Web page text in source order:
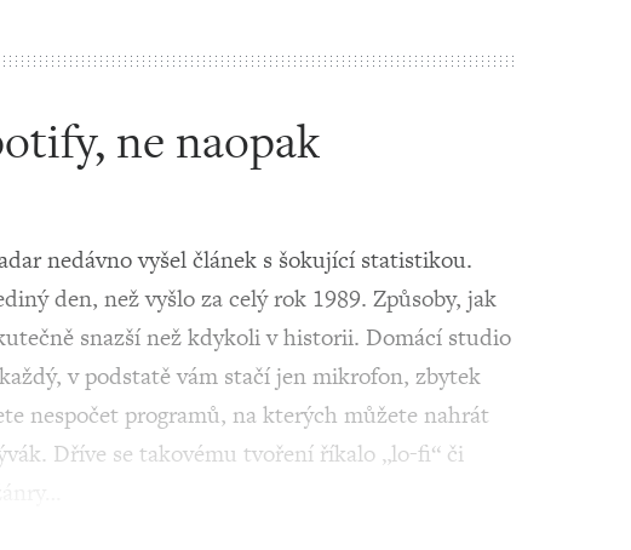
ne naopak
nedávno vyšel článek s šokující statistikou.
den, než vyšlo za celý rok 1989. Způsoby, jak
snazší než kdykoli v historii. Domácí studio
v podstatě vám stačí jen mikrofon, zbytek
nespočet programů, na kterých můžete nahrát
Dříve se takovému tvoření říkalo „lo-fi“ či